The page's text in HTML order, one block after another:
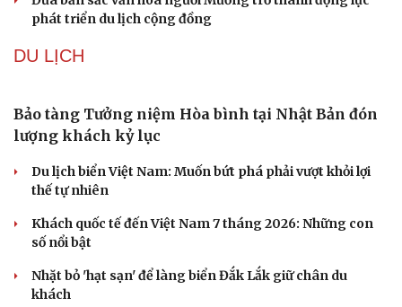
Người trẻ và hành trình đưa di sản “chạm” vào đương đại
Từ vụ MCK gỡ 19 ca khúc: Không thể gây sốc rồi chỉ xin
lỗi là xong